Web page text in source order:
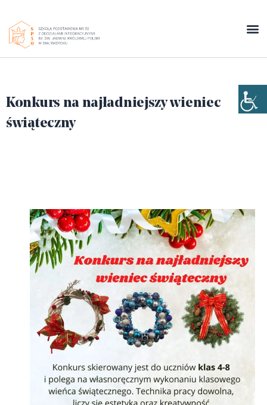
Konkurs na najładniejszy wieniec
świąteczny